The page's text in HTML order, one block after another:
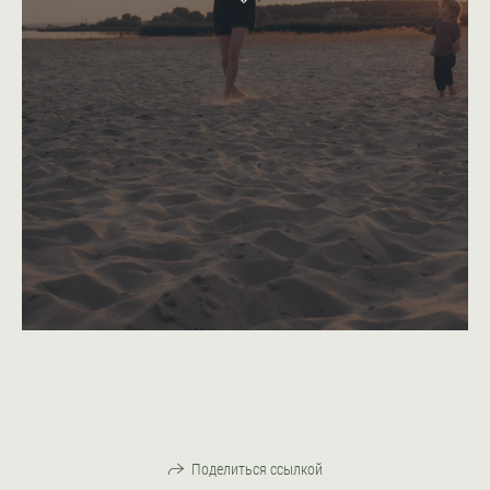
Поделиться ссылкой